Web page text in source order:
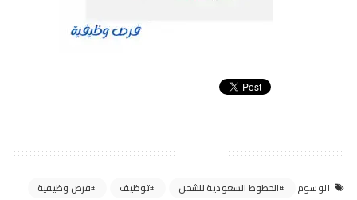
الوسوم الخطوط السعودية للشحن توظيف
فرص وظيفية